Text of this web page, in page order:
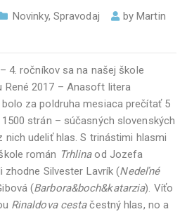
Novinky, Spravodaj byMartin
4. ročníkov sa na našej škole
René 2017 – Anasoft litera
za poldruha mesiaca prečítať 5
strán – súčasných slovenských
udeliť hlas. S trinástimi hlasmi
román Trhlinaod Jozefa
zhodne Silvester Lavrík (Nedeľné
(Barbora&boch&katarzia). Víťo
Rinaldova cestačestný hlas, no a